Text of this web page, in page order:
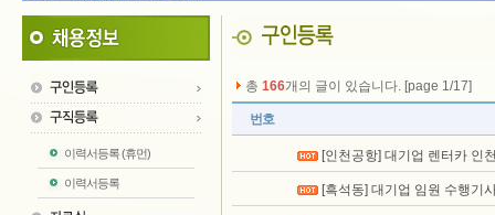
이력서등록 (휴먼)
이력서등록
총 166개의 글이 있습니다. [page 1/17]
번호
[인천공항] 대기업 렌터카 인
[흑석동] 대기업 임원 수행기